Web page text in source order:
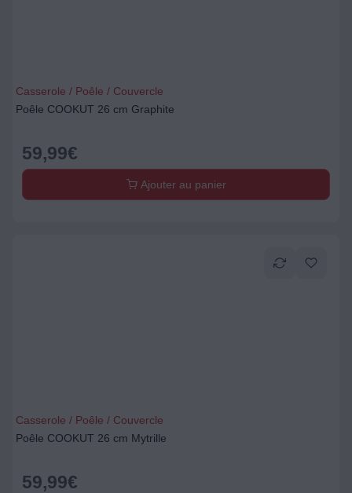
Casserole / Poêle / Couvercle
Poêle COOKUT 26 cm Graphite
59,99€
Ajouter au panier
Casserole / Poêle / Couvercle
Poêle COOKUT 26 cm Mytrille
59,99€